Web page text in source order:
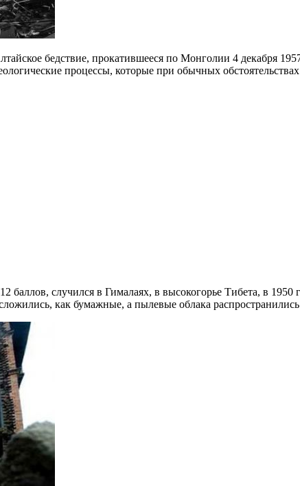
бедствие, прокатившееся по Монголии 4 декабря
процессы, которые при обычных
случился в Гималаях, в высокогорье Тибета, в
как бумажные, а пылевые облака